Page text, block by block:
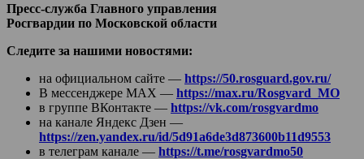
Пресс-служба Главного управления
Росгвардии по Московской области
Следите за нашими новостями:
на официальном сайте — https://50.rosguard.gov.ru/
В мессенджере МАХ — https://max.ru/Rosgvard_MO
в группе ВКонтакте — https://vk.com/rosgvardmo
на канале Яндекс Дзен —
https://zen.yandex.ru/id/5d91a6de3d873600b11d9553
в телеграм канале — https://t.me/rosgvardmo50